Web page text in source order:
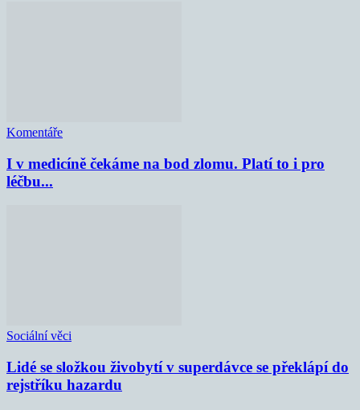
Komentáře
I v medicíně čekáme na bod zlomu. Platí to i pro
léčbu...
Sociální věci
Lidé se složkou živobytí v superdávce se překlápí do
rejstříku hazardu